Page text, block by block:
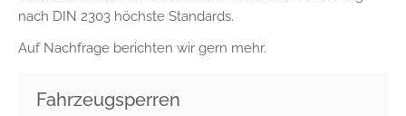
nach DIN 2303 höchste Standards.
Auf Nachfrage berichten wir gern mehr.
Fahrzeugsperren
30 Minuten
_pk_id.1.ccca